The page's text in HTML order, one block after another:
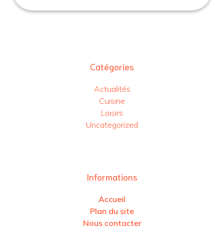
Catégories
Actualités
Cuisine
Loisirs
Uncategorized
Informations
Accueil
Plan du site
Nous contacter